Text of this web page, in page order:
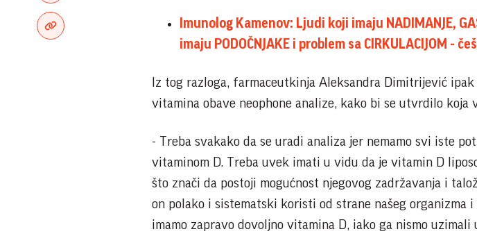
Imunolog Kamenov: Ljudi koji imaju NADIMANJE,
imaju PODOČNJAKE i problem sa CIRKULACIJOM -
Iz tog razloga, farmaceutkinja Aleksandra Dimitrijević
vitamina obave neophone analize, kako bi se utvrdilo koja
- Treba svakako da se uradi analiza jer nemamo svi iste
vitaminom D. Treba uvek imati u vidu da je vitamin D
što znači da postoji mogućnost njegovog zadržavanja i
on polako i sistematski koristi od strane našeg organizma
imamo zapravo dovoljno vitamina D, iako ga nismo uzimali